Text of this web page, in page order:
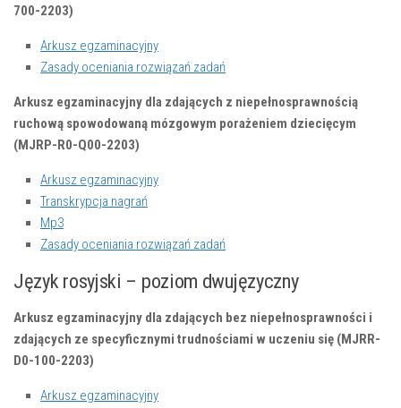
700-2203)
Arkusz egzaminacyjny
Zasady oceniania rozwiązań zadań
Arkusz egzaminacyjny dla zdających z niepełnosprawnością
ruchową spowodowaną mózgowym porażeniem dziecięcym
(MJRP-R0-Q00-2203)
Arkusz egzaminacyjny
Transkrypcja nagrań
Mp3
Zasady oceniania rozwiązań zadań
Język rosyjski – poziom dwujęzyczny
Arkusz egzaminacyjny dla zdających bez niepełnosprawności i
zdających ze specyficznymi trudnościami w uczeniu się (MJRR-
D0-100-2203)
Arkusz egzaminacyjny